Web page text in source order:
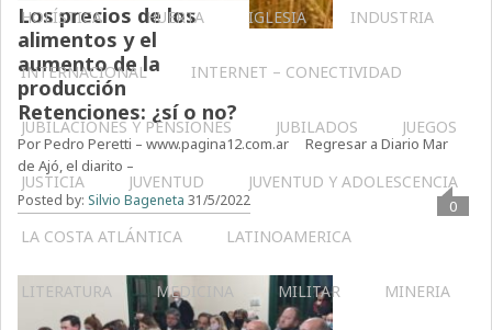
HOLÍSTICA HUERTA IGLESIA INDUSTRIA
INTERNACIONAL INTERNET – CONECTIVIDAD
JUBILACIONES Y PENSIONES JUBILADOS JUEGOS
JUSTICIA JUVENTUD JUVENTUD Y ADOLESCENCIA
LA COSTA ATLÁNTICA LATINOAMERICA
LITERATURA MEDICINA MILITAR MINERIA
Los precios de los
alimentos y el
aumento de la
producción
Retenciones: ¿sí o no?
Por Pedro Peretti – www.pagina12.com.ar Regresar a Diario Mar
de Ajó, el diarito –
Posted by: Silvio Bageneta 31/5/2022 0